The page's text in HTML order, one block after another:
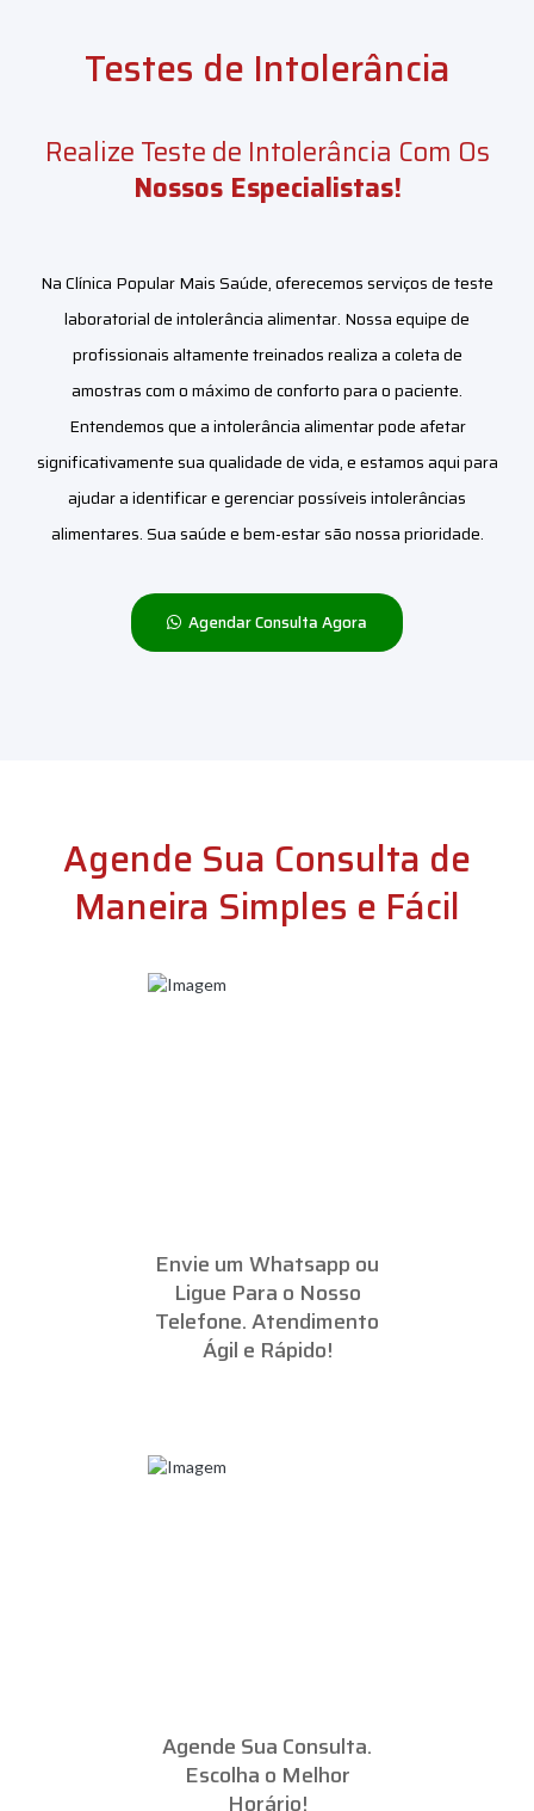
Testes de Intolerância
Realize Teste de Intolerância Com Os
Nossos Especialistas!
Na Clínica Popular Mais Saúde, oferecemos serviços de teste
laboratorial de intolerância alimentar. Nossa equipe de
profissionais altamente treinados realiza a coleta de
amostras com o máximo de conforto para o paciente.
Entendemos que a intolerância alimentar pode afetar
significativamente sua qualidade de vida, e estamos aqui para
ajudar a identificar e gerenciar possíveis intolerâncias
alimentares. Sua saúde e bem-estar são nossa prioridade.
Agendar Consulta Agora
Agende Sua Consulta de
Maneira Simples e Fácil
Envie um Whatsapp ou
Ligue Para o Nosso
Telefone. Atendimento
Ágil e Rápido!
Agende Sua Consulta.
Escolha o Melhor
Horário!